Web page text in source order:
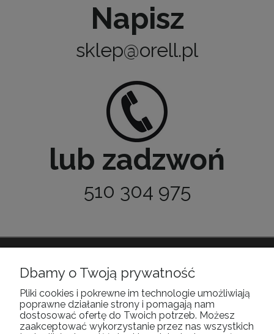
Napisz
sklep@orell.pl
lub zadzwoń
510 304 975
POMOC
MOJE KONTO
Dbamy o Twoją prywatność
Pliki cookies i pokrewne im technologie umożliwiają
poprawne działanie strony i pomagają nam
dostosować ofertę do Twoich potrzeb. Możesz
zaakceptować wykorzystanie przez nas wszystkich